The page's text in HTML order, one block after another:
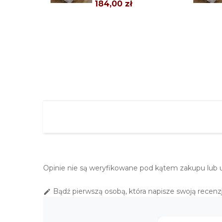
184,00 zł
Opinie nie są weryfikowane pod kątem zakupu lub
 Bądź pierwszą osobą, która napisze swoją